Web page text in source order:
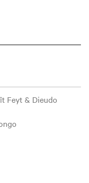
Feyt & Dieudo